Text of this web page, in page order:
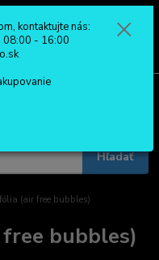
Hľadať
(air free bubbles)
bubbles)
kontaktujte nás:
08:00 - 16:00